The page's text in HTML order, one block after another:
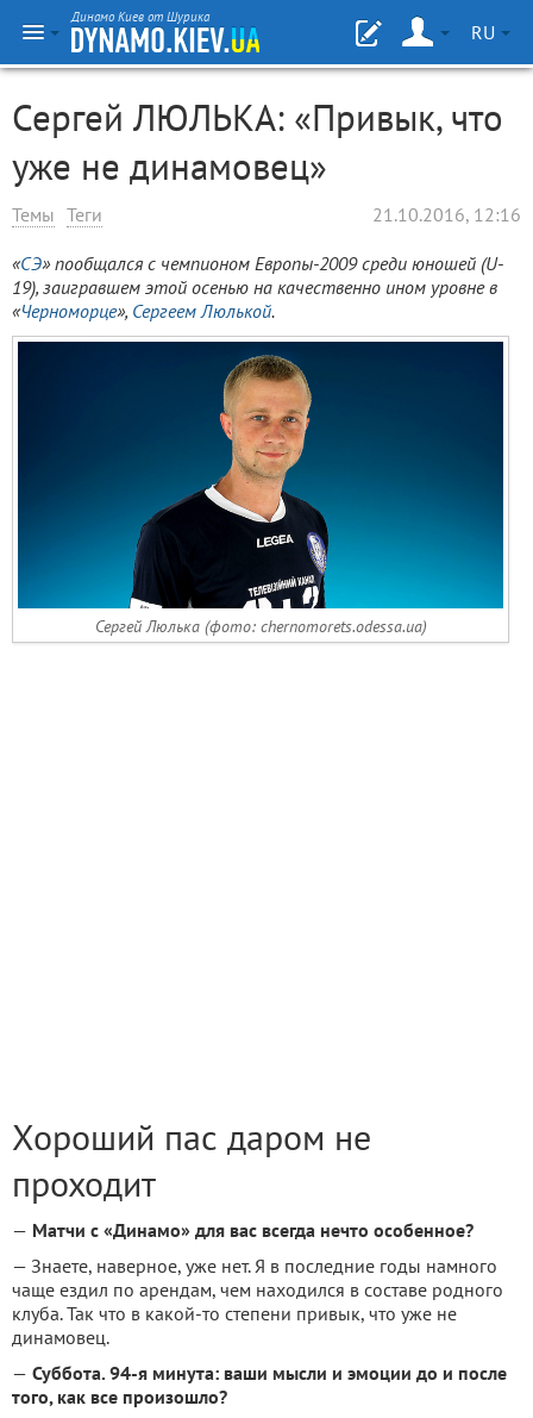
Динамо Киев от Шурика
RU
Сергей ЛЮЛЬКА: «Привык, что
уже не динамовец»
Темы Теги 21.10.2016, 12:16
«СЭ» пообщался с чемпионом Европы-2009 среди юношей (U-
19), заигравшем этой осенью на качественно ином уровне в
«Черноморце», Сергеем Люлькой.
Сергей Люлька (фото: chernomorets.odessa.ua)
Хороший пас даром не
проходит
— Матчи с «Динамо» для вас всегда нечто особенное?
— Знаете, наверное, уже нет. Я в последние годы намного
чаще ездил по арендам, чем находился в составе родного
клуба. Так что в какой-то степени привык, что уже не
динамовец.
— Суббота. 94-я минута: ваши мысли и эмоции до и после
того, как все произошло?